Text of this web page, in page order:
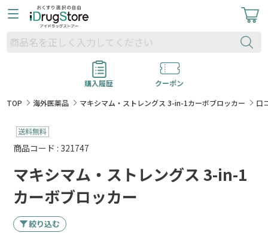
購入履歴
クーポン
TOP
海外医薬品 マキシマム・ストレングス 3-in-1カーボブロッカー 口
商品コード : 321747
マキシマム・ストレングス 3-in-1
カーボブロッカー
絞り込む